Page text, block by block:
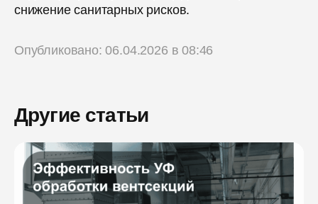
снижение санитарных рисков.
Опубликовано: 06.04.2026 в 08:46
Другие статьи